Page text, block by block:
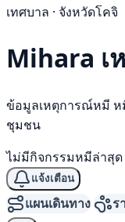
เทศบาล · จังหวัดโคจิ
Mihara เ
ข้อมูลเหตุการณ์หมี ห
ชุมชน
ไม่มีกิจกรรมหมีล่าสุด
แจ้งเตือน
แผนเดินทาง ร